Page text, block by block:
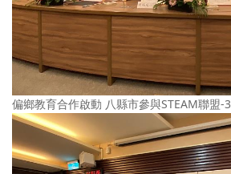
偏鄉教育合作啟動 八縣市參與STEAM聯盟-3